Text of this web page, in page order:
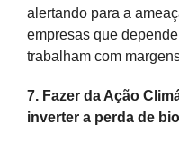
alertando para a
empresas que
trabalham com
7. Fazer da Ação
inverter a perda de